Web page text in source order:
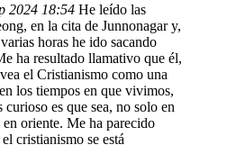
2024 18:54 He leído las
en la cita de Junnonagar y,
horas he ido sacando
ha resultado llamativo que él,
el Cristianismo como una
los tiempos en que vivimos,
es que sea, no solo en
oriente. Me ha parecido
cristianismo se está